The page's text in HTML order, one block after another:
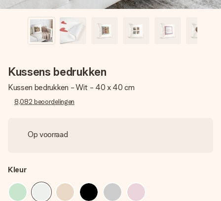
Kussens bedrukken
Kussen bedrukken - Wit - 40 x 40 cm
8,082 beoordelingen
Op voorraad
Kleur